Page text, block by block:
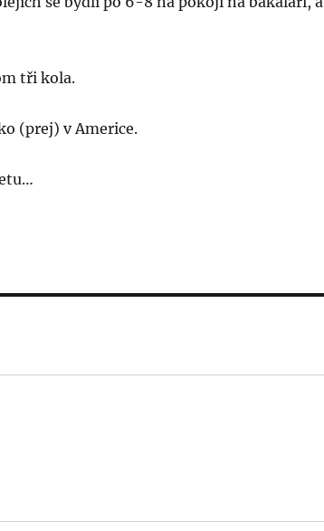
tři kola.
(prej) v Americe.